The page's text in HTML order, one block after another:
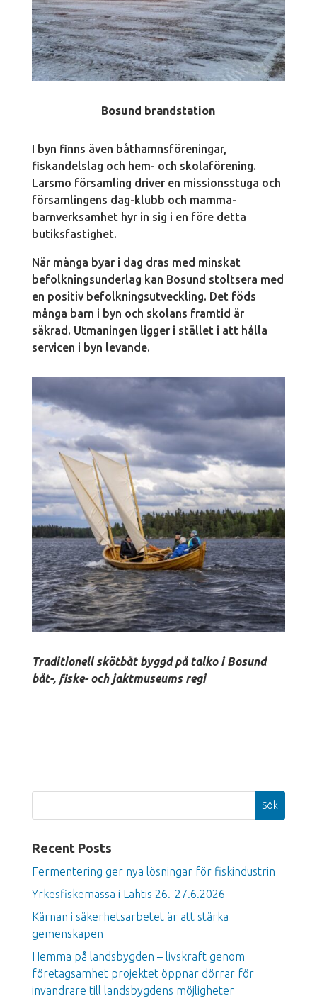
Bosund brandstation
I byn finns även båthamnsföreningar,
fiskandelslag och hem- och skolaförening.
Larsmo församling driver en missionsstuga och
församlingens dag-klubb och mamma-
barnverksamhet hyr in sig i en före detta
butiksfastighet.
När många byar i dag dras med minskat
befolkningsunderlag kan Bosund stoltsera med
en positiv befolkningsutveckling. Det föds
många barn i byn och skolans framtid är
säkrad. Utmaningen ligger i stället i att hålla
servicen i byn levande.
Traditionell skötbåt byggd på talko i Bosund
båt-, fiske- och jaktmuseums regi
Sök
Recent Posts
Fermentering ger nya lösningar för fiskindustrin
Yrkesfiskemässa i Lahtis 26.-27.6.2026
Kärnan i säkerhetsarbetet är att stärka
gemenskapen
Hemma på landsbygden – livskraft genom
företagsamhet projektet öppnar dörrar för
invandrare till landsbygdens möjligheter